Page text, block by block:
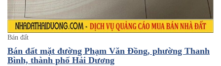
Bán đất
Bán đất mặt đường Phạm Văn Đồng, phường Thanh
Bình, thành phố Hải Dương